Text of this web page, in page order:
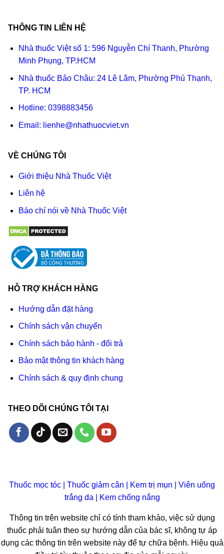
THÔNG TIN LIÊN HỆ
Nhà thuốc Việt số 1: 596 Nguyễn Chí Thanh, Phường
Minh Phụng, TP.HCM
Nhà thuốc Bảo Châu: 24 Lê Lâm, Phường Phú Thạnh,
TP. HCM
Hotline: 0398883456
Email: lienhe@nhathuocviet.vn
VỀ CHÚNG TÔI
Giới thiệu Nhà Thuốc Việt
Liên hệ
Báo chí nói về Nhà Thuốc Việt
HỖ TRỢ KHÁCH HÀNG
Hướng dẫn đặt hàng
Chính sách vận chuyển
Chính sách bảo hành - đổi trả
Bảo mật thông tin khách hàng
Chính sách & quy định chung
THEO DÕI CHÚNG TÔI TẠI
Thuốc mọc tóc Thuốc giảm cân Kem trị mụn
Viên uống
trắng da
Kem chống nắng
Thông tin trên website chỉ có tính tham khảo, việc sử dụng
thuốc phải tuân theo sự hướng dẫn của bác sĩ, không tự áp
dụng các thông tin trên website này để tự chữa bệnh. Hiệu quả